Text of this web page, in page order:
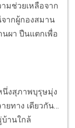
มช่วยเหลือจาก
ากผู้กองสมาน
ผา ปืนแตกเพื่อ
งสุภาพบุรุษมุ่ง
ยทาง เดียวกัน…
านใกล้